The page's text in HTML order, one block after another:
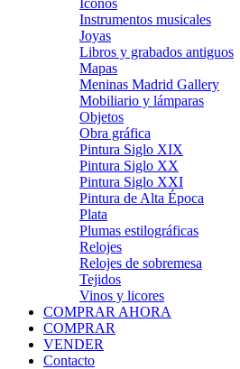
Iconos
Instrumentos musicales
Joyas
Libros y grabados antiguos
Mapas
Meninas Madrid Gallery
Mobiliario y lámparas
Objetos
Obra gráfica
Pintura Siglo XIX
Pintura Siglo XX
Pintura Siglo XXI
Pintura de Alta Época
Plata
Plumas estilográficas
Relojes
Relojes de sobremesa
Tejidos
Vinos y licores
COMPRAR AHORA
COMPRAR
VENDER
Contacto